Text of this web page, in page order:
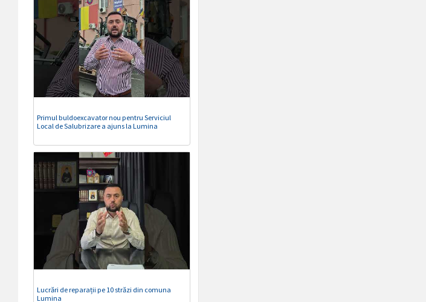
Primul buldoexcavator nou pentru Serviciul
Local de Salubrizare a ajuns la Lumina
Lucrări de reparații pe 10 străzi din comuna
Lumina